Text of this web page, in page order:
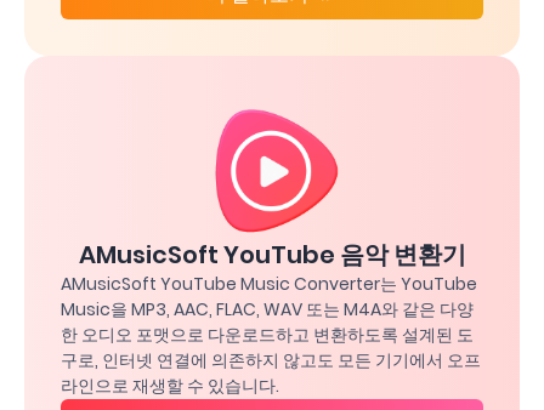
AMusicSoft YouTube 음악 변환기
AMusicSoft YouTube Music Converter는 YouTube
Music을 MP3, AAC, FLAC, WAV 또는 M4A와 같은 다양
한 오디오 포맷으로 다운로드하고 변환하도록 설계된 도
구로, 인터넷 연결에 의존하지 않고도 모든 기기에서 오프
라인으로 재생할 수 있습니다.